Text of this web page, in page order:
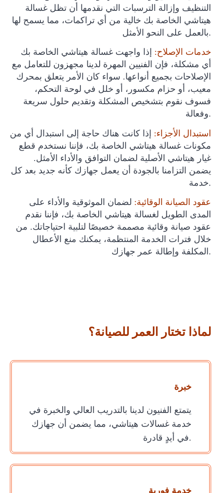
التنظيف وإزالة الترسبات التي نقدمها أن تظل غسالة
هيتاشي الخاصة بك خالية من أي تراكمات، مما يسمح لها
بالعمل على النحو الأمثل.
خدمات الإصلاح: إذا واجهت غسالة هيتاشي الخاصة بك
أي مشكلة، فإن الفنيين المهرة لدينا مجهزون للتعامل مع
الإصلاحات بجميع أنواعها. سواء كان الأمر يتعلق بمحرك
معيب، أو حزام مكسور، أو خلل في لوحة التحكم،
فسوف نقوم بتشخيص المشكلة وتقديم حلول سريعة
وفعالة.
استبدال الأجزاء: إذا كانت هناك حاجة إلى استبدال أي من
مكونات غسالة هيتاشي الخاصة بك، فإننا نستخدم قطع
غيار هيتاشي الأصلية لضمان التوافق والأداء الأمثل.
يضمن التزامنا بالجودة أن يعمل جهازك كأنه جديد بعد كل
خدمة.
عقود الصيانة الوقائية: لضمان الموثوقية والأداء على
المدى الطويل لغسالة هيتاشي الخاصة بك، فإننا نقدم
عقود صيانة وقائية مصممة خصيصًا لتلبية احتياجاتك. من
خلال فترات الخدمة المنتظمة، يمكنك منع الأعطال
المكلفة وإطالة عمر جهازك.
لماذا تختار العمر للصيانة؟
خبرة
يتمتع الفنيون لدينا بالتدريب العالي والخبرة في
خدمة غسالات هيتاشي، مما يضمن أن جهازك
في أيدٍ قادرة.
خدمة فورية